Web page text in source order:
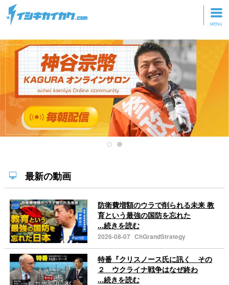
トップページ
動画を見る
記事を読む
セミナーに参加
研修・ツアーに参加
最新の動画
防衛費増額のウラで削られる未来 教
育という最強の国防を忘れた
...続きを読む
2026-08-07 ChGrandStrategy
特番『クリスノース氏に訊く その
２ ウクライナ戦争はなぜ終わ
...続きを読む